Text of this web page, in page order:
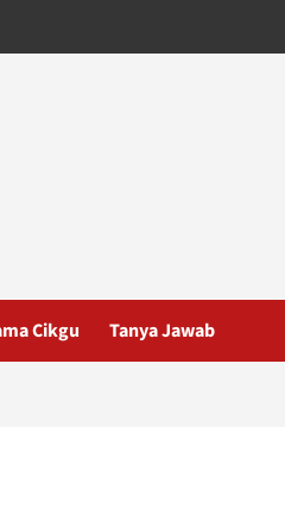
Cikgu Tanya Jawab